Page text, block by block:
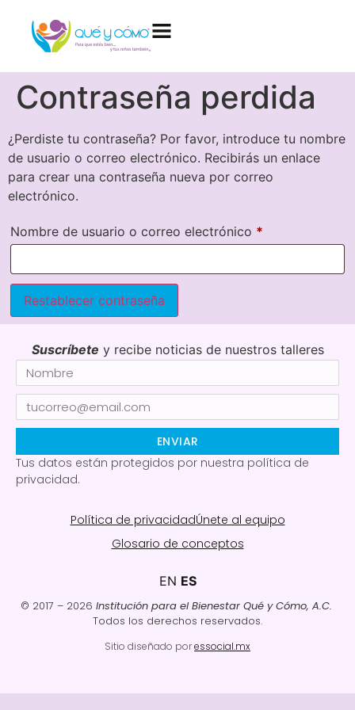
Contraseña perdida
¿Perdiste tu contraseña? Por favor, introduce tu nombre
de usuario o correo electrónico. Recibirás un enlace
para crear una contraseña nueva por correo
electrónico.
Nombre de usuario o correo electrónico *
Restablecer contraseña
Política de privacidadÚnete al equipo
Glosario de conceptos
EN ES
© 2017 – 2026 Institución para el Bienestar Qué y Cómo, A.C.
Todos los derechos reservados.
Sitio diseñado poressocial.mx
Suscríbete y recibe noticias de nuestros talleres
ENVIAR
Tus datos están protegidos por nuestra política de
privacidad.